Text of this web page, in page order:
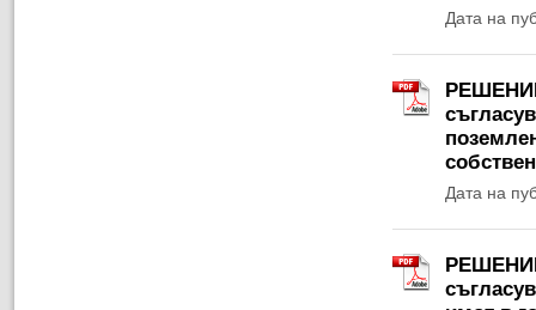
Дата на
РЕШЕНИЕ
Дата на
РЕШЕНИЕ